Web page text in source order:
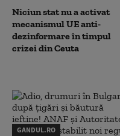
Niciun stat nu a activat
mecanismul UE anti-
dezinformare în timpul
crizei din Ceuta
GANDUL.RO